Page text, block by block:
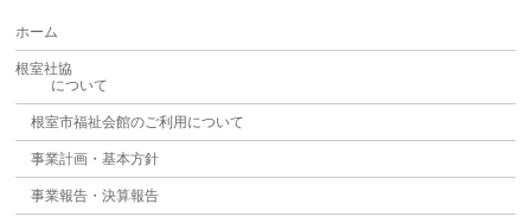
ホーム
根室社協
について
根室市福祉会館のご利用について
事業計画・基本方針
事業報告・決算報告